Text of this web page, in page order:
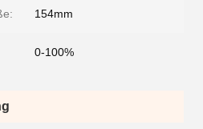
154mm
0-100%